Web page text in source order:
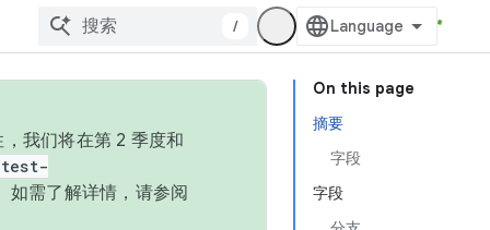
/
On this page
摘要
字段
字段
我们将在第 2 季度和
如需了解详情，请参阅